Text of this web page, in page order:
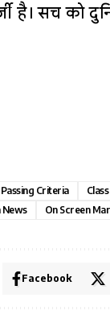
है। सच को
Passing Criteria
News On Screen
Facebook